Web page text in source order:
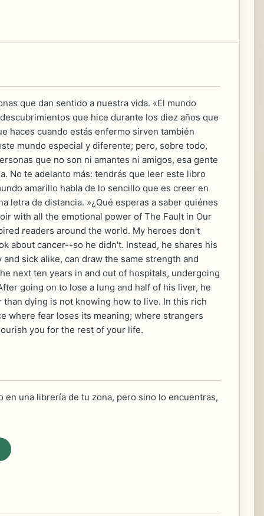
que dan sentido a nuestra vida. «El mundo
que hice durante los diez años que
haces cuando estás enfermo sirven también
mundo especial y diferente; pero, sobre todo,
que no son ni amantes ni amigos, esa gente
No te adelanto más: tendrás que leer este libro
amarillo habla de lo sencillo que es creer en
letra de distancia. »¿Qué esperas a saber quiénes
with all the emotional power of The Fault in Our
readers around the world. My heroes don't
about cancer--so he didn't. Instead, he shares his
sick alike, can draw the same strength and
next ten years in and out of hospitals, undergoing
going on to lose a lung and half of his liver, he
dying is not knowing how to live. In this rich
where fear loses its meaning; where strangers
you for the rest of your life.
una librería de tu zona, pero sino lo encuentras,